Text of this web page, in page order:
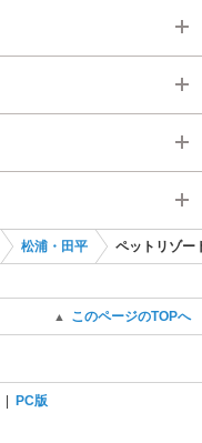
松浦・田平 ペットリゾー
▲ このページのTOPへ
PC版